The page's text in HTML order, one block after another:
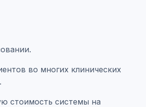
во многих клинических
стоимость системы на